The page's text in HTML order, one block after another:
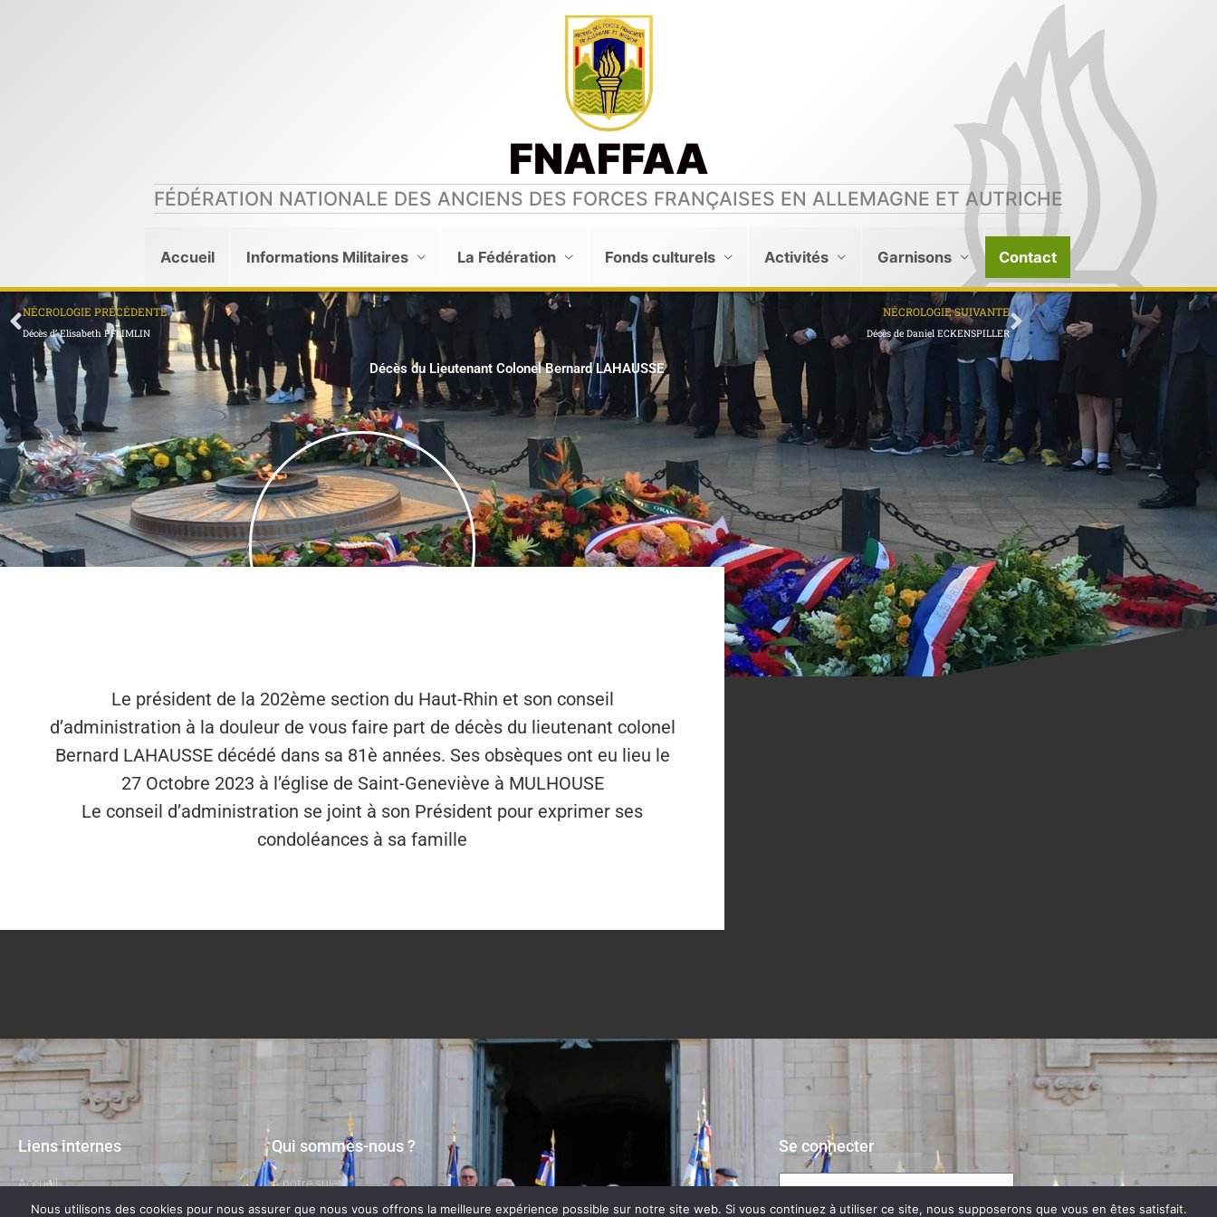
FNAFFAA
FÉDÉRATION NATIONALE DES ANCIENS DES FORCES FRANÇAISES EN ALLEMAGNE ET AUTRICHE
Accueil Informations Militaires La Fédération Fonds culturels Activités Garnisons Contact
Précédent
NÉCROLOGIE PRÉCÉDENTE
Décès d’ Elisabeth PFLIMLIN
NÉCROLOGIE SUIVANTE
Décès de Daniel ECKENSPILLER
Suivant
Décès du Lieutenant Colonel Bernard LAHAUSSE
Le président de la 202ème section du Haut-Rhin et son conseil
d’administration à la douleur de vous faire part de décès du lieutenant colonel
Bernard LAHAUSSE décédé dans sa 81è années. Ses obsèques ont eu lieu le
27 Octobre 2023 à l’église de Saint-Geneviève à MULHOUSE
Le conseil d’administration se joint à son Président pour exprimer ses
condoléances à sa famille
Liens internes
Accueil
La Fédération
Qui sommes-nous ?
A notre sujet
Contactez-nous
Se connecter
Nous utilisons des cookies pour nous assurer que nous vous offrons la meilleure expérience possible sur notre site web. Si vous continuez à utiliser ce site, nous supposerons que vous en êtes satisfait.